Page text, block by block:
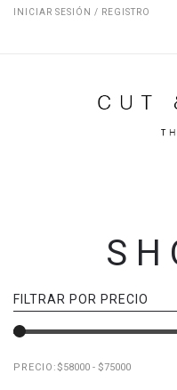
INICIAR SESIÓN / REGISTRO
FILTRAR POR PRECIO
PRECIO: